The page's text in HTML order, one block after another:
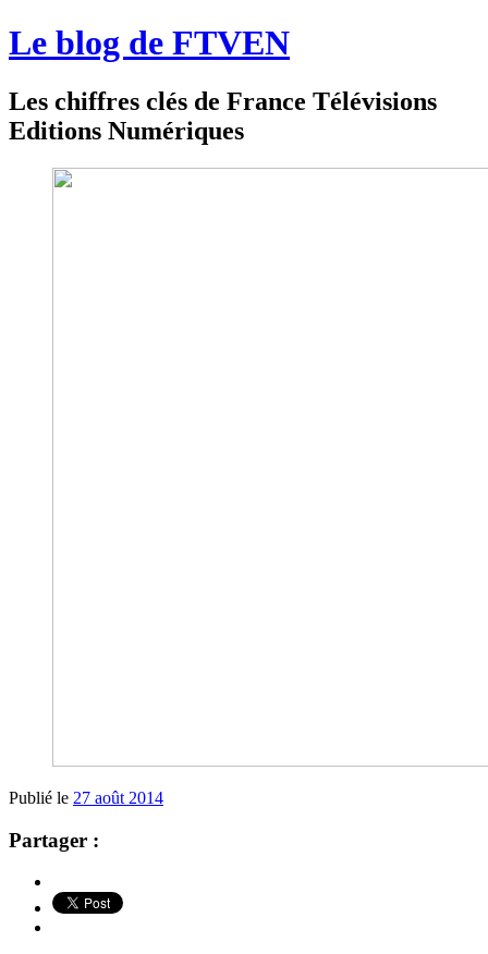
Le blog de FTVEN
Les chiffres clés de France Télévisions
Editions Numériques
Publié le 27 août 2014
Partager :